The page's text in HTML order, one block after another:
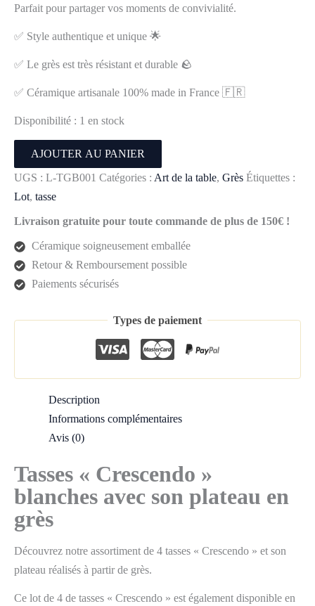
Parfait pour partager vos moments de convivialité.
✅ Style authentique et unique 🌟
✅ Le grès est très résistant et durable 🪨
✅ Céramique artisanale 100% made in France 🇫🇷
Disponibilité : 1 en stock
quantité
de
4
Tasses
"Crescendo"
blanches
son
grès
AJOUTER AU PANIER
UGS : L-TGB001 Catégories : Art de la table, Grès Étiquettes :
Lot, tasse
Livraison gratuite pour toute commande de plus de 150€ !
Céramique soigneusement emballée
Retour & Remboursement possible
Paiements sécurisés
Types de paiement
Description
Informations complémentaires
Avis (0)
Tasses « Crescendo »
blanches avec son plateau en
grès
Découvrez notre assortiment de 4 tasses « Crescendo » et son
plateau réalisés à partir de grès.
Ce lot de 4 de tasses « Crescendo » est également disponible en